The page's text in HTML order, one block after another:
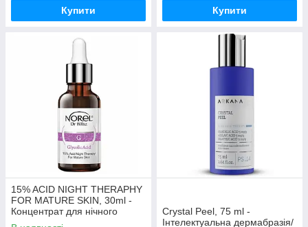
Купити Купити
15% ACID NIGHT THERAPHY
FOR MATURE SKIN, 30ml -
Концентрат для нічного
відновлення шкіри
Crystal Peel, 75 ml -
Інтелектуальна дермабразія/